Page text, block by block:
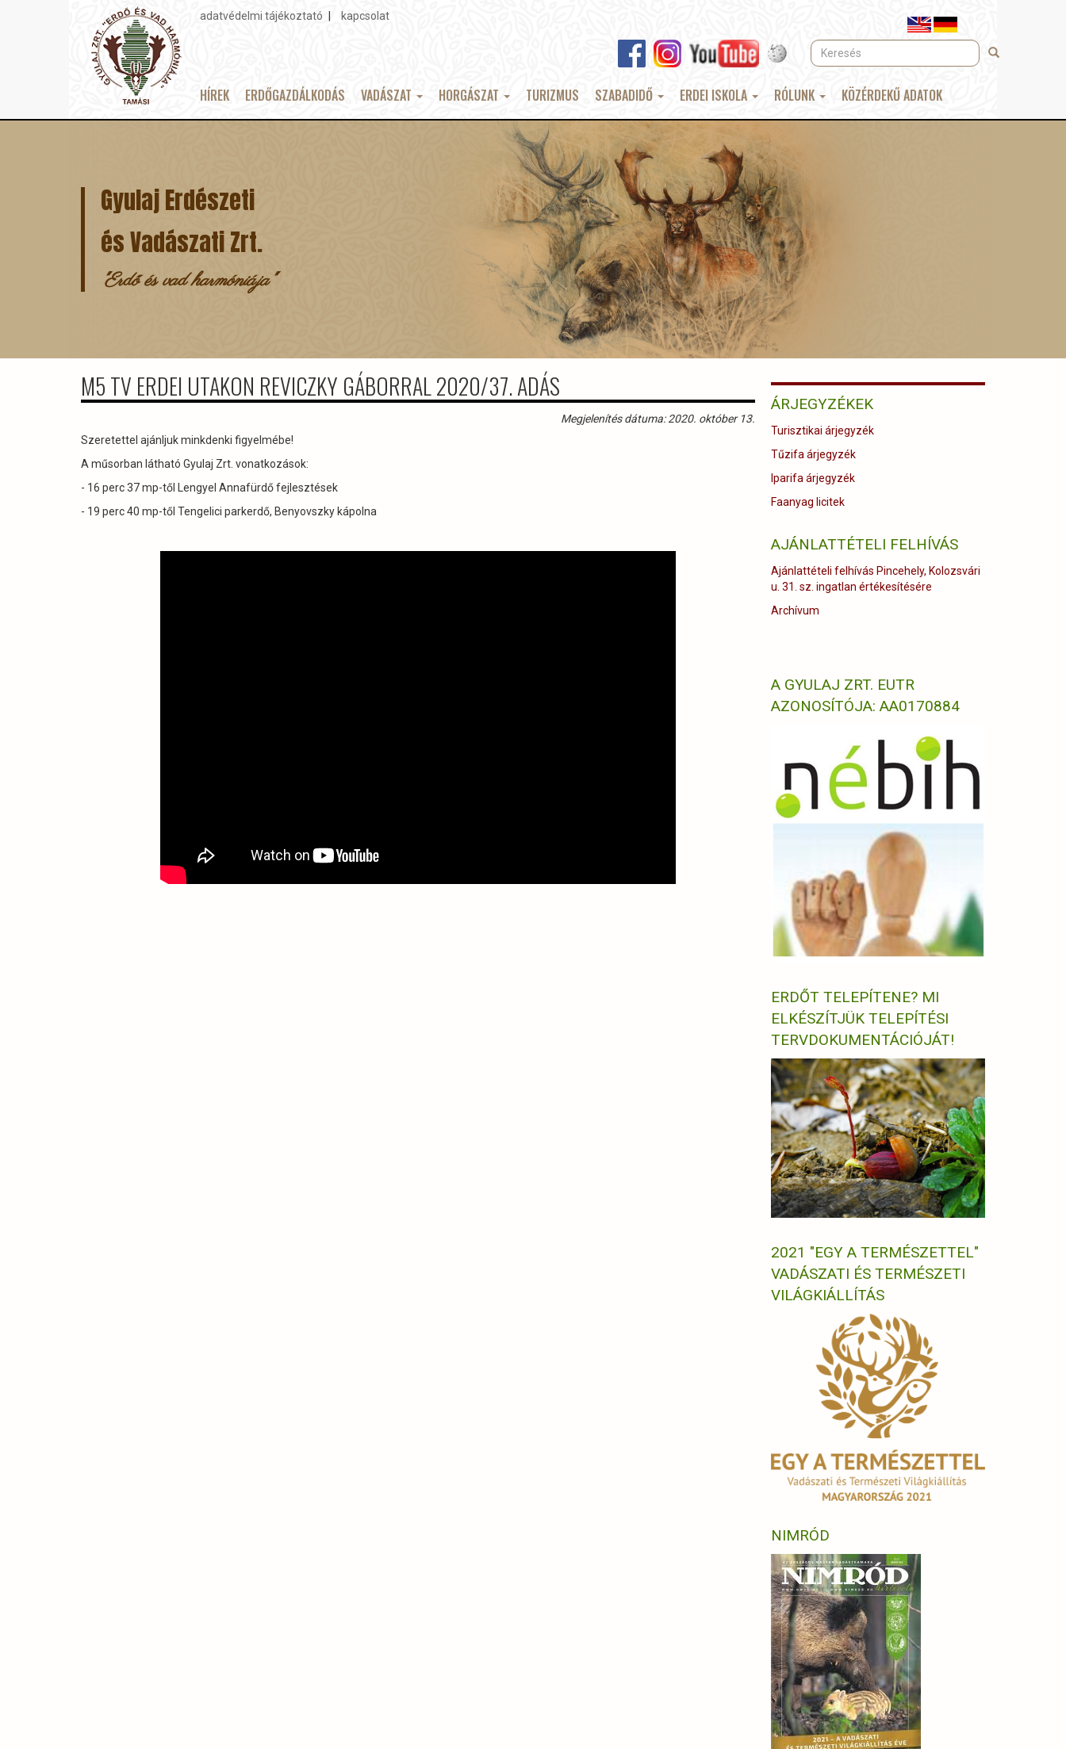
Topmenu
adatvédelmi tájékoztató kapcsolat
Keresés Keresés
Main
HÍREK ERDŐGAZDÁLKODÁS VADÁSZAT HORGÁSZAT TURIZMUS SZABADIDŐ ERDEI ISKOLA RÓLUNK KÖZÉRDEKŰ ADATOK
Gyulaj Erdészeti
és Vadászati Zrt.
"Erdő és vad harmóniája"
M5 TV ERDEI UTAKON REVICZKY GÁBORRAL 2020/37. ADÁS
Megjelenítés dátuma: 2020. október 13.
Szeretettel ajánljuk minkdenki figyelmébe!
A műsorban látható Gyulaj Zrt. vonatkozások:
- 16 perc 37 mp-től Lengyel Annafürdő fejlesztések
- 19 perc 40 mp-től Tengelici parkerdő, Benyovszky kápolna
ÁRJEGYZÉKEK
Turisztikai árjegyzék
Tűzifa árjegyzék
Iparifa árjegyzék
Faanyag licitek
AJÁNLATTÉTELI FELHÍVÁS
Ajánlattételi felhívás Pincehely, Kolozsvári
u. 31. sz. ingatlan értékesítésére
Archívum
A GYULAJ ZRT. EUTR
AZONOSÍTÓJA: AA0170884
ERDŐT TELEPÍTENE? MI
ELKÉSZÍTJÜK TELEPÍTÉSI
TERVDOKUMENTÁCIÓJÁT!
2021 "EGY A TERMÉSZETTEL"
VADÁSZATI ÉS TERMÉSZETI
VILÁGKIÁLLÍTÁS
NIMRÓD